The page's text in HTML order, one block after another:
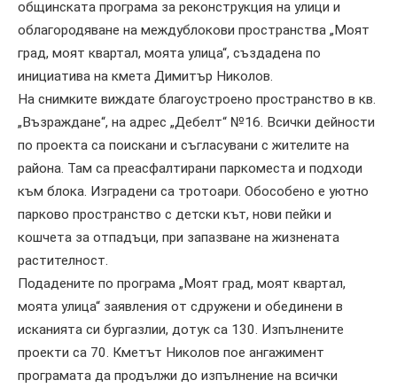
общинската програма за реконструкция на улици и
облагородяване на междублокови пространства „Моят
град, моят квартал, моята улица“, създадена по
инициатива на кмета Димитър Николов.
На снимките виждате благоустроено пространство в кв.
„Възраждане“, на адрес „Дебелт“ №16. Всички дейности
по проекта са поискани и съгласувани с жителите на
района. Там са преасфалтирани паркоместа и подходи
към блока. Изградени са тротоари. Обособено е уютно
парково пространство с детски кът, нови пейки и
кошчета за отпадъци, при запазване на жизнената
растителност.
Подадените по програма „Моят град, моят квартал,
моята улица“ заявления от сдружени и обединени в
исканията си бургазлии, дотук са 130. Изпълнените
проекти са 70. Кметът Николов пое ангажимент
програмата да продължи до изпълнение на всички